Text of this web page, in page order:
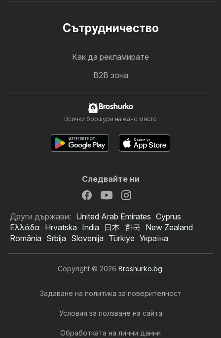
Cътрудничество
Как да рекламирате
B2B зона
Broshurko
Всички брошури на едно място
Следвайте ни
Други държави: United Arab Emirates Cyprus
Ελλάδα Hrvatska India 日本 한국 New Zealand
România Srbija Slovenija Türkiye Україна
Copyright © 2026 Broshurko.bg.
Задаване на политика за поверителност
Условия за ползване на сайта
Обработката на лични данни